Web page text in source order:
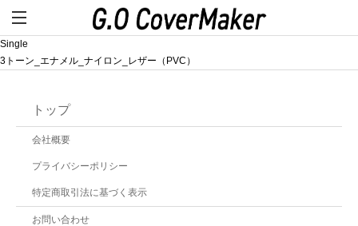
Single
3トーン_エナメル_ナイロン_レザー（PVC）
トップ
会社概要
プライバシーポリシー
特定商取引法に基づく表示
お問い合わせ